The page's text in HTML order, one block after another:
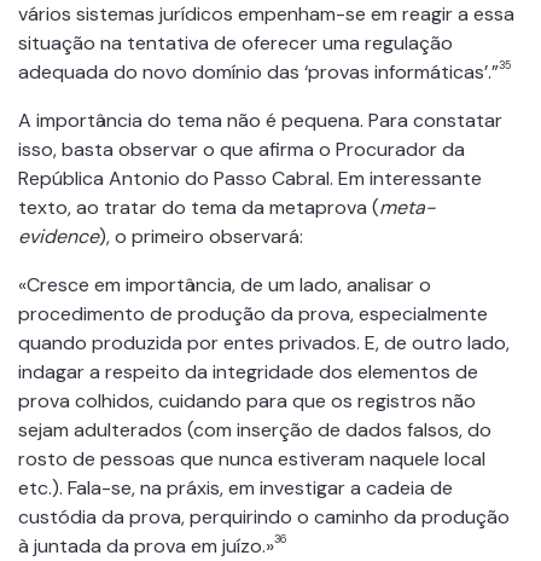
vários sistemas jurídicos empenham-se em reagir a essa
situação na tentativa de oferecer uma regulação
adequada do novo domínio das ‘provas informáticas’.”35
A importância do tema não é pequena. Para constatar
isso, basta observar o que afirma o Procurador da
República Antonio do Passo Cabral. Em interessante
texto, ao tratar do tema da metaprova (meta-
evidence), o primeiro observará:
«Cresce em importância, de um lado, analisar o
procedimento de produção da prova, especialmente
quando produzida por entes privados. E, de outro lado,
indagar a respeito da integridade dos elementos de
prova colhidos, cuidando para que os registros não
sejam adulterados (com inserção de dados falsos, do
rosto de pessoas que nunca estiveram naquele local
etc.). Fala-se, na práxis, em investigar a cadeia de
custódia da prova, perquirindo o caminho da produção
à juntada da prova em juízo.»36